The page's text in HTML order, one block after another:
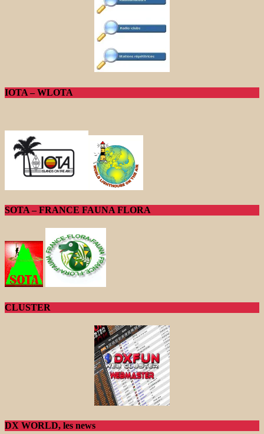
IOTA – WLOTA
SOTA – FRANCE FAUNA FLORA
CLUSTER
DX WORLD, les news